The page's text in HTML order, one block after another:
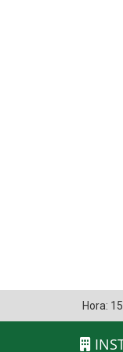
Hora: